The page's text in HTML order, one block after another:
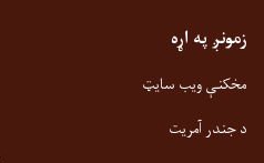
زمونږ په اړه
مخکنې ویب سایټ
د جندر آمریت